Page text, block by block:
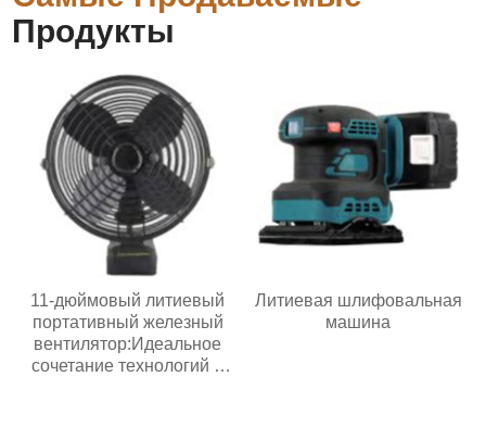
Продукты
11-дюймовый литиевый
портативный железный
вентилятор:Идеальное
сочетание технологий и
Литиевая шлифовальная
машина